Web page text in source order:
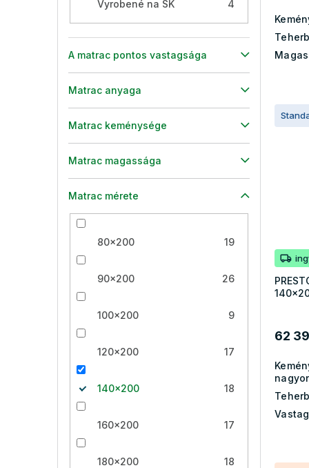
Vyrobené na SK 4
A matrac pontos vastagsága
Matrac anyaga
Matrac keménysége
Matrac magassága
Matrac mérete
80x200 19
90x200 26
100x200 9
120x200 17
140x200 18
160x200 17
180x200 18
62